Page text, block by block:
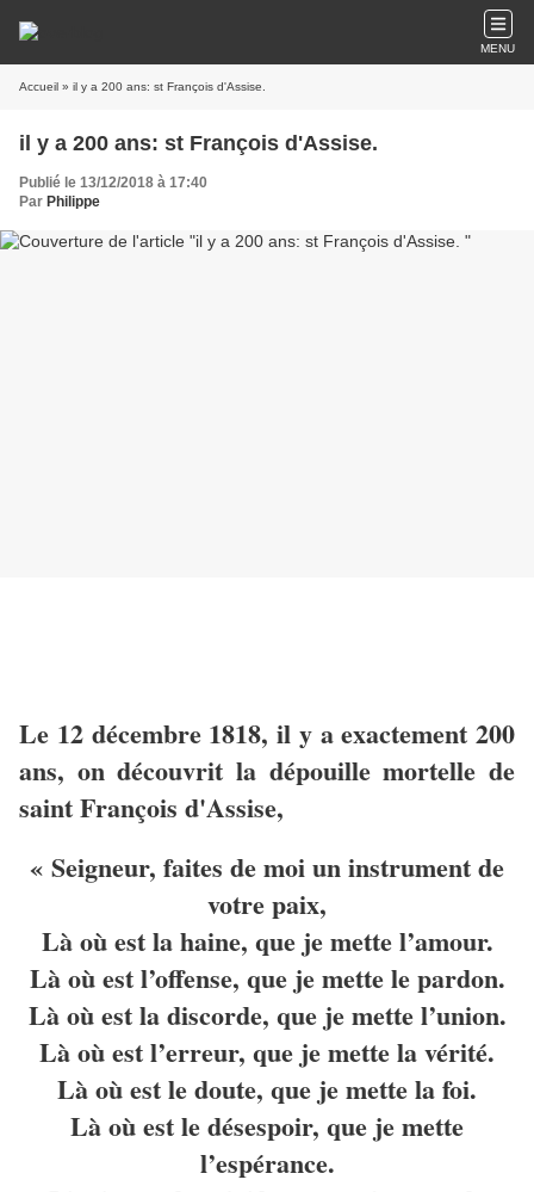
MENU
Accueil » il y a 200 ans: st François d'Assise.
il y a 200 ans: st François d'Assise.
Publié le 13/12/2018 à 17:40
Par Philippe
Le 12 décembre 1818, il y a exactement 200
ans, on découvrit la dépouille mortelle de
saint François d'Assise,
« Seigneur, faites de moi un instrument de
votre paix,
Là où est la haine, que je mette l’amour.
Là où est l’offense, que je mette le pardon.
Là où est la discorde, que je mette l’union.
Là où est l’erreur, que je mette la vérité.
Là où est le doute, que je mette la foi.
Là où est le désespoir, que je mette
l’espérance.